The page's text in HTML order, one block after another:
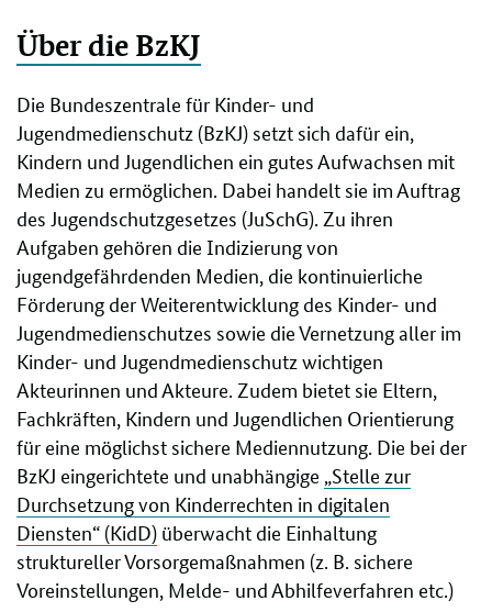
Über die BzKJ
Die Bundeszentrale für Kinder- und
Jugendmedienschutz (BzKJ) setzt sich dafür ein,
Kindern und Jugendlichen ein gutes Aufwachsen mit
Medien zu ermöglichen. Dabei handelt sie im Auftrag
des Jugendschutzgesetzes (JuSchG). Zu ihren
Aufgaben gehören die Indizierung von
jugendgefährdenden Medien, die kontinuierliche
Förderung der Weiterentwicklung des Kinder- und
Jugendmedienschutzes sowie die Vernetzung aller im
Kinder- und Jugendmedienschutz wichtigen
Akteurinnen und Akteure. Zudem bietet sie Eltern,
Fachkräften, Kindern und Jugendlichen Orientierung
für eine möglichst sichere Mediennutzung. Die bei der
BzKJ eingerichtete und unabhängige „Stelle zur
Durchsetzung von Kinderrechten in digitalen
Diensten“ (KidD) überwacht die Einhaltung
struktureller Vorsorgemaßnahmen (z. B. sichere
Voreinstellungen, Melde- und Abhilfeverfahren etc.)